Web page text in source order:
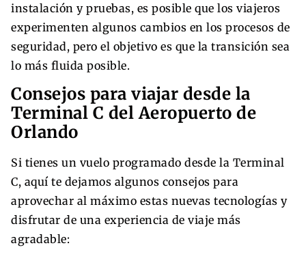
instalación y pruebas, es posible que los viajeros
experimenten algunos cambios en los procesos de
seguridad, pero el objetivo es que la transición sea
lo más fluida posible.
Consejos para viajar desde la
Terminal C del Aeropuerto de
Orlando
Si tienes un vuelo programado desde la Terminal
C, aquí te dejamos algunos consejos para
aprovechar al máximo estas nuevas tecnologías y
disfrutar de una experiencia de viaje más
agradable: